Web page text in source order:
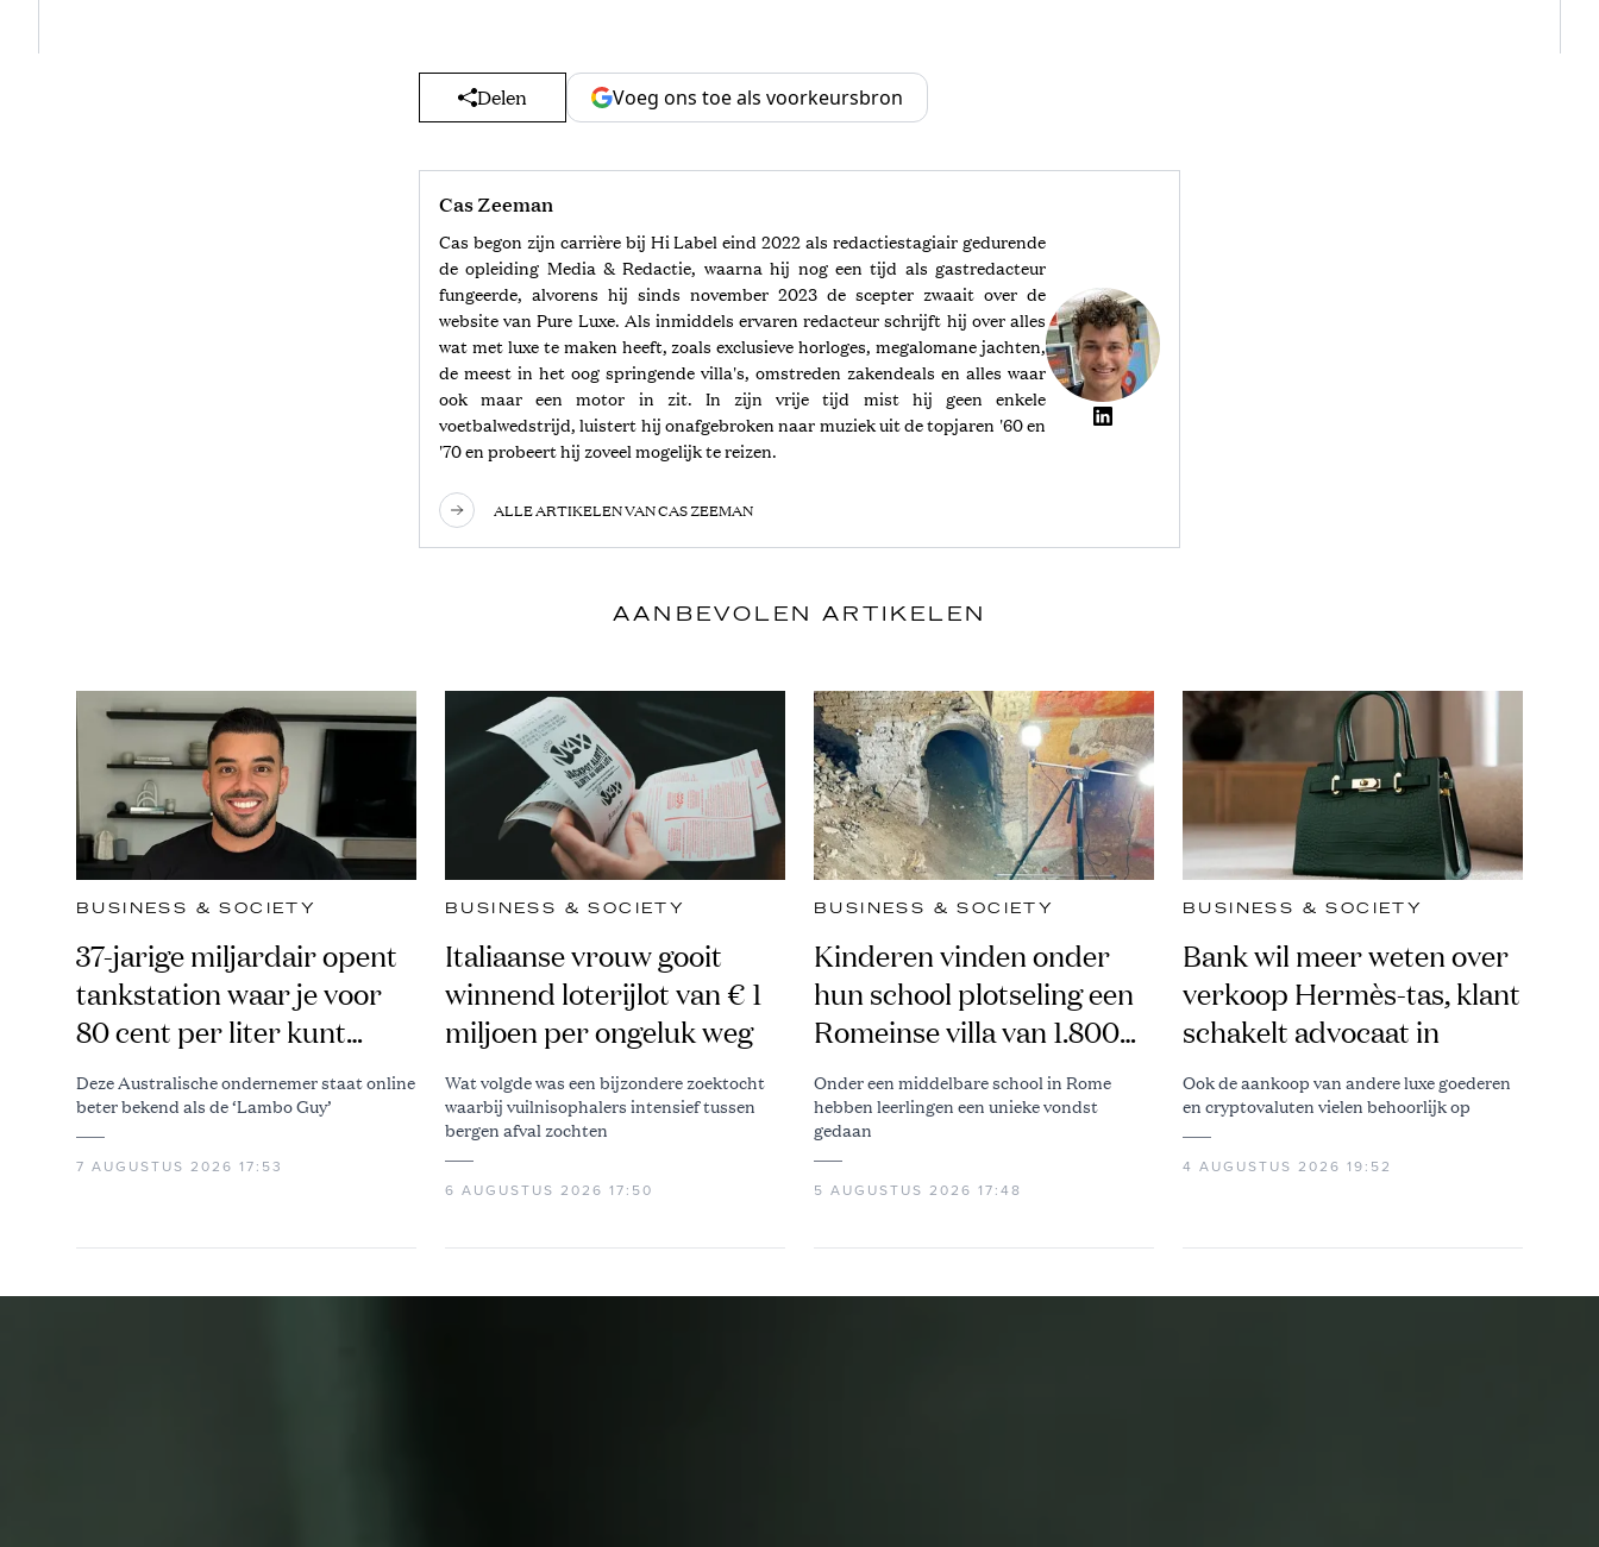
Delen Voeg ons toe als voorkeursbron
Cas Zeeman
Cas begon zijn carrière bij Hi Label eind 2022 als redactiestagiair gedurende
de opleiding Media & Redactie, waarna hij nog een tijd als gastredacteur
fungeerde, alvorens hij sinds november 2023 de scepter zwaait over de
website van Pure Luxe. Als inmiddels ervaren redacteur schrijft hij over alles
wat met luxe te maken heeft, zoals exclusieve horloges, megalomane jachten,
de meest in het oog springende villa's, omstreden zakendeals en alles waar
ook maar een motor in zit. In zijn vrije tijd mist hij geen enkele
voetbalwedstrijd, luistert hij onafgebroken naar muziek uit de topjaren '60 en
'70 en probeert hij zoveel mogelijk te reizen.
ALLE ARTIKELEN VAN CAS ZEEMAN
AANBEVOLEN ARTIKELEN
BUSINESS & SOCIETY
37-jarige miljardair opent
tankstation waar je voor
80 cent per liter kunt
tanken
Deze Australische ondernemer staat online
beter bekend als de ‘Lambo Guy’
7 AUGUSTUS 2026 17:53
BUSINESS & SOCIETY
Italiaanse vrouw gooit
winnend loterijlot van € 1
miljoen per ongeluk weg
Wat volgde was een bijzondere zoektocht
waarbij vuilnisophalers intensief tussen
bergen afval zochten
6 AUGUSTUS 2026 17:50
BUSINESS & SOCIETY
Kinderen vinden onder
hun school plotseling een
Romeinse villa van 1.800
jaar oud
Onder een middelbare school in Rome
hebben leerlingen een unieke vondst
gedaan
5 AUGUSTUS 2026 17:48
BUSINESS & SOCIETY
Bank wil meer weten over
verkoop Hermès-tas, klant
schakelt advocaat in
Ook de aankoop van andere luxe goederen
en cryptovaluten vielen behoorlijk op
4 AUGUSTUS 2026 19:52